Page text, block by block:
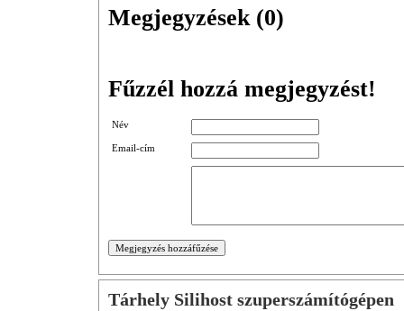
Megjegyzések (0)
Fűzzél hozzá megjegyzést!
Név
Email-cím
Tárhely Silihost szuperszámítógépen